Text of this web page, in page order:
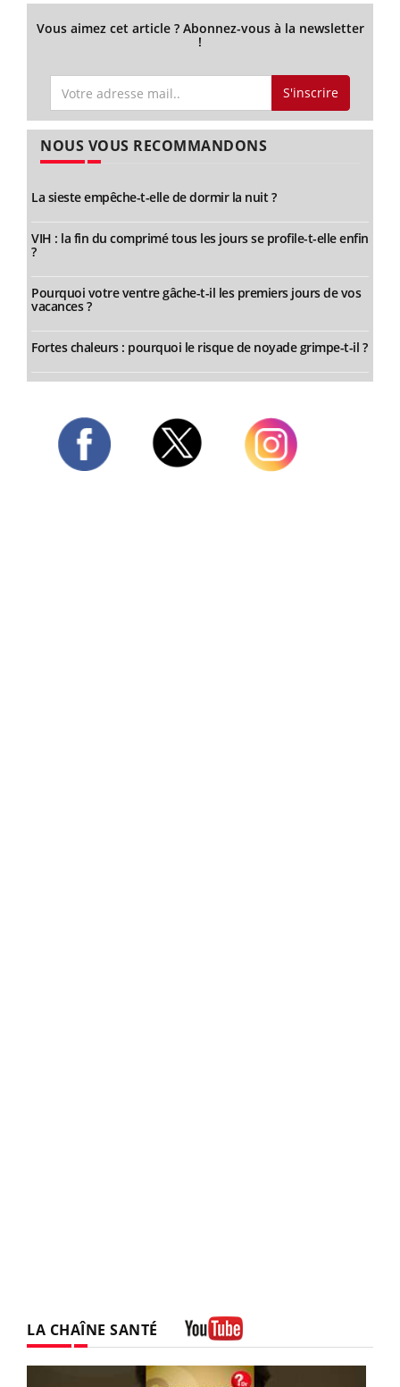
Vous aimez cet article ? Abonnez-vous à la newsletter
!
S'inscrire
NOUS VOUS RECOMMANDONS
La sieste empêche-t-elle de dormir la nuit ?
VIH : la fin du comprimé tous les jours se profile-t-elle enfin
?
Pourquoi votre ventre gâche-t-il les premiers jours de vos
vacances ?
Fortes chaleurs : pourquoi le risque de noyade grimpe-t-il ?
LA CHAÎNE SANTÉ